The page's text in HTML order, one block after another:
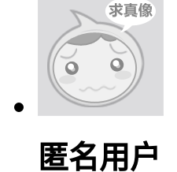
匿名用户